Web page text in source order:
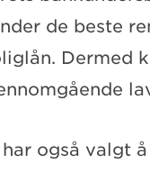
de beste
Dermed
også valgt